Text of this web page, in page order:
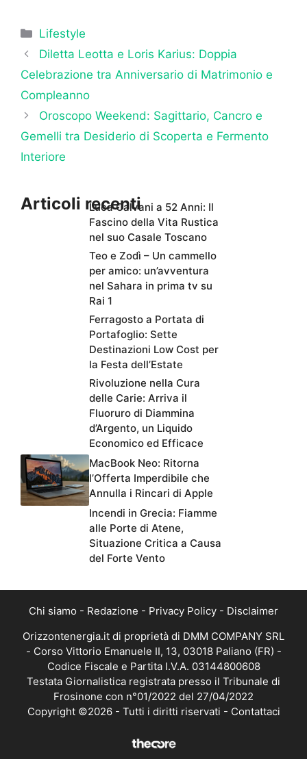
Categorie
Lifestyle
Diletta Leotta e Loris Karius: Doppia
Celebrazione tra Anniversario di Matrimonio e
Compleanno
Oroscopo Weekend: Sagittario, Cancro e
Gemelli tra Desiderio di Scoperta e Fermento
Interiore
Articoli recentiLuca Calvani a 52 Anni: Il
Fascino della Vita Rustica
nel suo Casale Toscano
Teo e Zodì – Un cammello
per amico: un’avventura
nel Sahara in prima tv su
Rai 1
Ferragosto a Portata di
Portafoglio: Sette
Destinazioni Low Cost per
la Festa dell’Estate
Rivoluzione nella Cura
delle Carie: Arriva il
Fluoruro di Diammina
d’Argento, un Liquido
Economico ed Efficace
MacBook Neo: Ritorna
l’Offerta Imperdibile che
Annulla i Rincari di Apple
Incendi in Grecia: Fiamme
alle Porte di Atene,
Situazione Critica a Causa
del Forte Vento
Chi siamo - Redazione - Privacy Policy - Disclaimer
Orizzontenergia.it di proprietà di DMM COMPANY SRL
- Corso Vittorio Emanuele II, 13, 03018 Paliano (FR) -
Codice Fiscale e Partita I.V.A. 03144800608
Testata Giornalistica registrata presso il Tribunale di
Frosinone con n°01/2022 del 27/04/2022
Copyright ©2026 - Tutti i diritti riservati - Contattaci